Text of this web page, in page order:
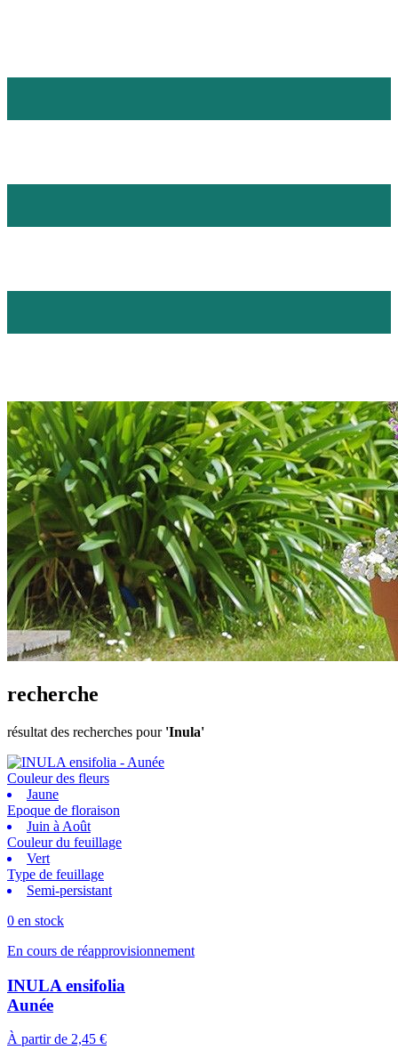
recherche
résultat des recherches pour 'Inula'
Couleur des fleurs
Jaune
Epoque de floraison
Juin à Août
Couleur du feuillage
Vert
Type de feuillage
Semi-persistant
0 en stock
En cours de réapprovisionnement
INULA ensifolia
Aunée
À partir de 2,45 €